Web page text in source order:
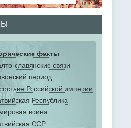
факты
славянские связи
период
Российской империи
Республика
война
ССР